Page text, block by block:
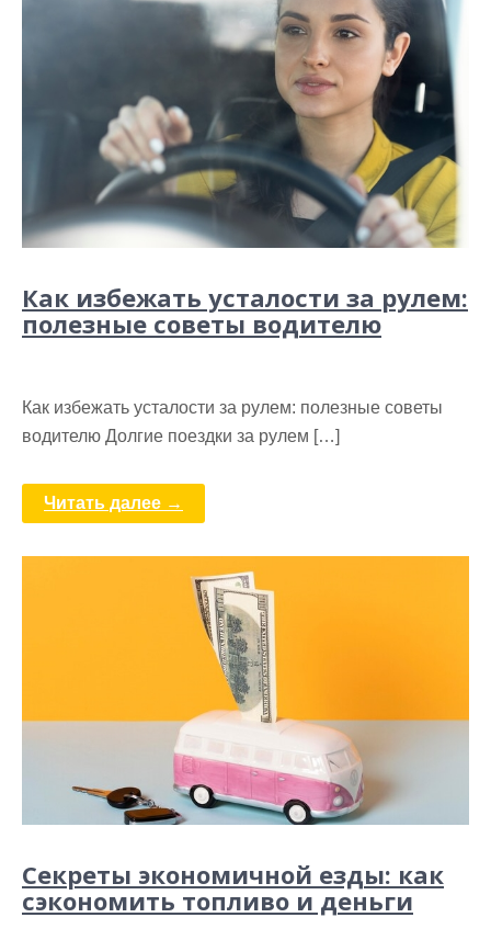
Как избежать усталости за рулем:
полезные советы водителю
Как избежать усталости за рулем: полезные советы
водителю Долгие поездки за рулем […]
Читать далее →
Секреты экономичной езды: как
сэкономить топливо и деньги